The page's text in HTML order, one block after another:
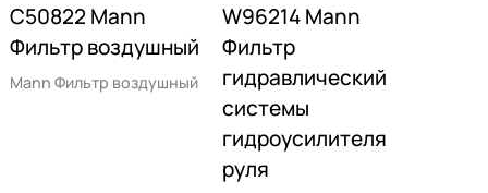
C50822 Mann
Фильтр воздушный
Mann Фильтр воздушный
W96214 Mann
Фильтр
гидравлический
системы
гидроусилителя
руля